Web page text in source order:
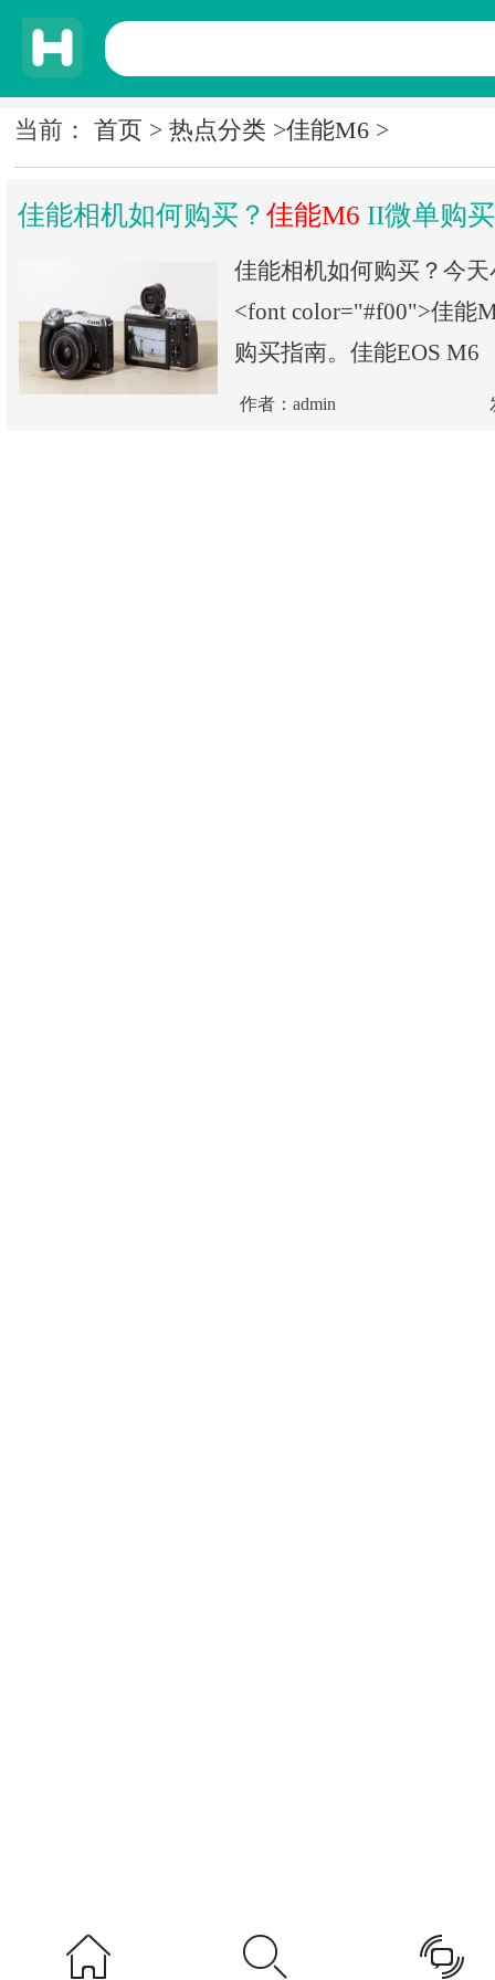
当前： 首页 > 热点分类 >佳能M6>
佳能相机如何购买？ 佳能M6 II微单购
佳能相机如何购买？今
<font color="#f00">佳能
购买指南。佳能EOS M6
作者：admin